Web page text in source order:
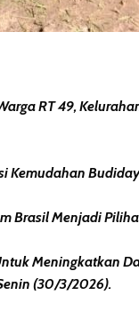
RT 49,
Kemudahan
Brasil Menjadi
Meningkatkan
(30/3/2026).